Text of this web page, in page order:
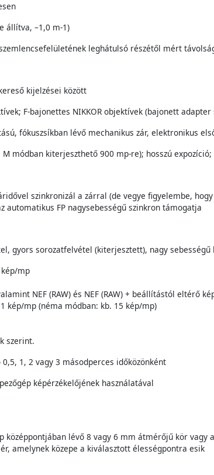
állítva, –1,0 m-1)
leghátulsó részétől mért
kijelzései között
F-bajonettes NIKKOR objektívek (bajonett
fókuszsíkban lévő mechanikus zár, elektronikus
módban kiterjeszthető 900 mp-re); hosszú
szinkronizál a zárral (de vegye figyelembe,
automatikus FP nagysebességű szinkron támogatja
gyors sorozatfelvétel (kiterjesztett), nagy
mp
NEF (RAW) és NEF (RAW) + beállítástól eltérő
kép/mp (néma módban: kb. 15 kép/mp)
szerint.
1, 2 vagy 3 másodperces időközönként
képérzékelőjének használatával
középpontjában lévő 8 vagy 6 mm átmérőjű kör
amelynek közepe a kiválasztott élességpontra esik